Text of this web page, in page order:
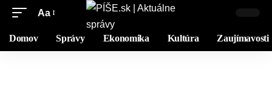
Aa
Domov Správy Ekonomika Kultúra Zaujímavosti